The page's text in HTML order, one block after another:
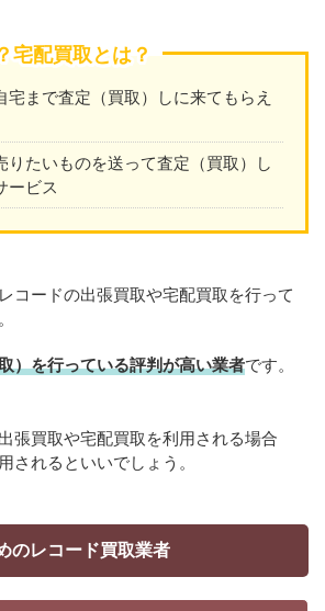
宅配買取とは？
宅まで査定（買取）しに来てもらえ
りたいものを送って査定（買取）し
ービス
コードの出張買取や宅配買取を行って
）を行っている評判が高い業者です。
張買取や宅配買取を利用される場合
されるといいでしょう。
のレコード買取業者